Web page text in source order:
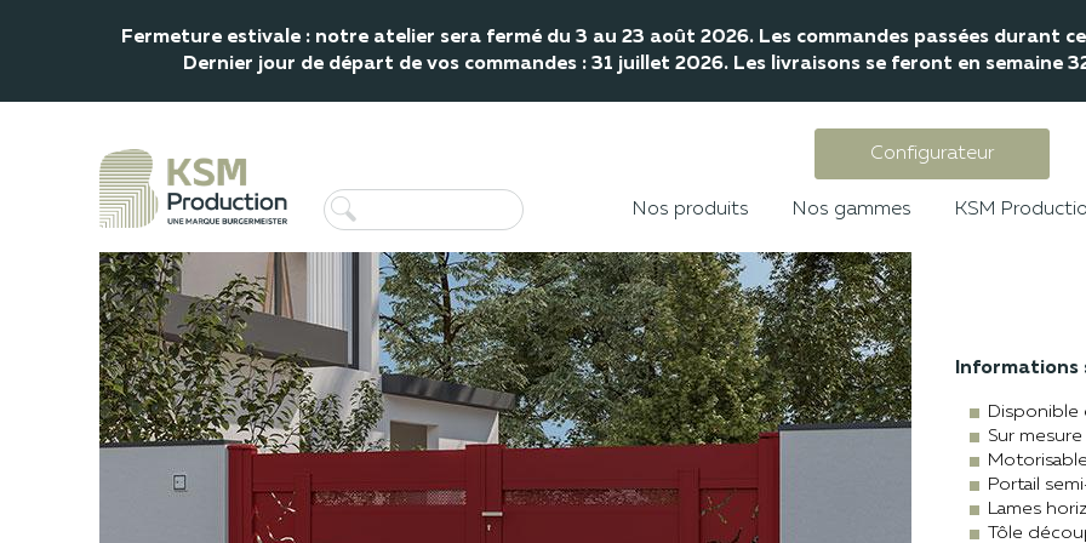
Fermeture estivale : notre atelier sera fermé du 3 au 23 août 2026. Les commandes passées
Dernier jour de départ de vos commandes : 31 juillet 2026. Les livraisons se feront en semaine
Configurateur
Nos produits Nos gammes KSM
Accueil Portail Portail alu
Informations
Disponible
Sur mesure
Portail
Lames
Tôle